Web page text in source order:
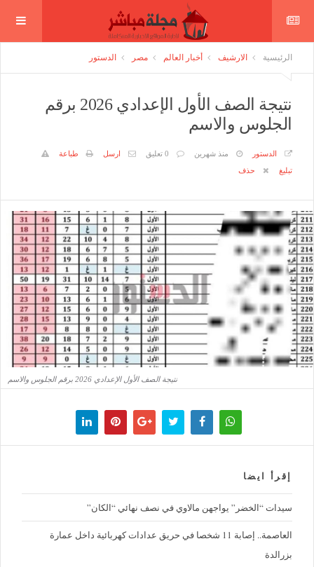
الرئيسية الارشيف أخبار العالم مصر الدستور
نتيجة الصف الأول الإعدادي 2026 برقم
الجلوس والاسم
الدستور منذ شهرين 0 تعليق ارسل
طباعة
تبليغ
حذف
نتيجة الصف الأول الإعدادي 2026 برقم الجلوس والاسم
إقرأ ايضا
سيدات “الخضر” يواجهن مالاوي في نصف نهائي “الكان”
العاصمة.. إصابة 11 شخصا في حريق عدادات كهربائية داخل عمارة
بزرالدة